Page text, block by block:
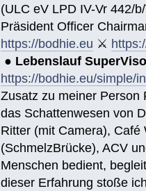
(ULC eV LPD IV-Vr 442/
Präsident Officer
https://bodhie.eu ⚔
● Lebenslauf
https://bodhie.eu/simple/
Zusatz zu meiner Person
das Schattenwesen von
Ritter (mit Camera), Café
(SchmelzBrücke), ACV
Menschen bedient,
dieser Erfahrung stoße